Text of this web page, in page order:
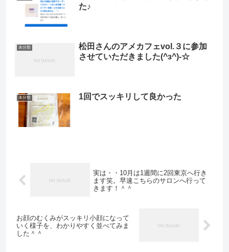
た♪
未分類
松田さんのアメカフェvol.３に参加
させていただきました(^з^)-☆
未分類 1回でスッキリして良かった
実は・・10月は1週間に2回東京へ行き
ます笑。早速こちらのサロンへ行って
きます！＾＾
お顔のむくみがスッキリ小顔になって
いく様子を、わかりやすく並べてみま
した＾＾